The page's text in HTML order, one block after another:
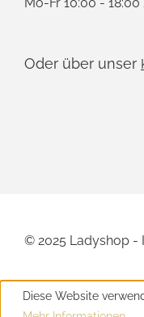
Oder über unser
© 2025 Ladyshop -
Diese Website